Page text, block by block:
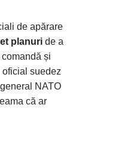
de apărare
planuri de a
și
oficial suedez
NATO
că ar